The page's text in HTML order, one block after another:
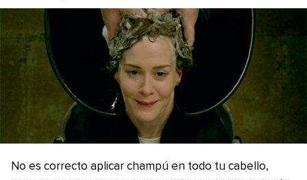
No es correcto aplicar champú en todo tu cabello,